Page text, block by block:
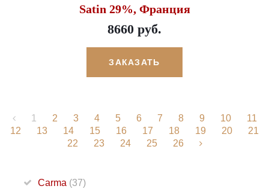
Satin 29%, Франция
8660 руб.
ЗАКАЗАТЬ
1 2 3 4 5 6 7 8 9 10
11
12
13 14 15 16 17 18 19 20
21
22
23 24 25 26
Carma (37)